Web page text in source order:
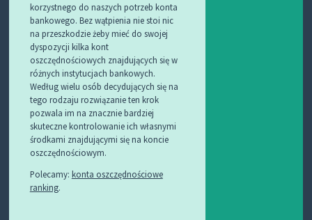
korzystnego do naszych potrzeb konta
bankowego. Bez wątpienia nie stoi nic
na przeszkodzie żeby mieć do swojej
dyspozycji kilka kont
oszczędnościowych znajdujących się w
różnych instytucjach bankowych.
Według wielu osób decydujących się na
tego rodzaju rozwiązanie ten krok
pozwala im na znacznie bardziej
skuteczne kontrolowanie ich własnymi
środkami znajdującymi się na koncie
oszczędnościowym.
Polecamy: konta oszczędnościowe
ranking.